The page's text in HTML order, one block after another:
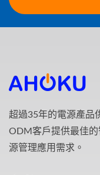
超過35年的電源產品
ODM客戶提供最佳
源管理應用需求。